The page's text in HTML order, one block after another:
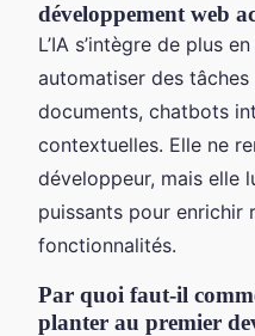
développement web
L’IA s’intègre de plus
automatiser des
documents, chatbots
contextuelles. Elle ne
développeur, mais elle
puissants pour enrichir
fonctionnalités.
Par quoi faut-il
planter au premier